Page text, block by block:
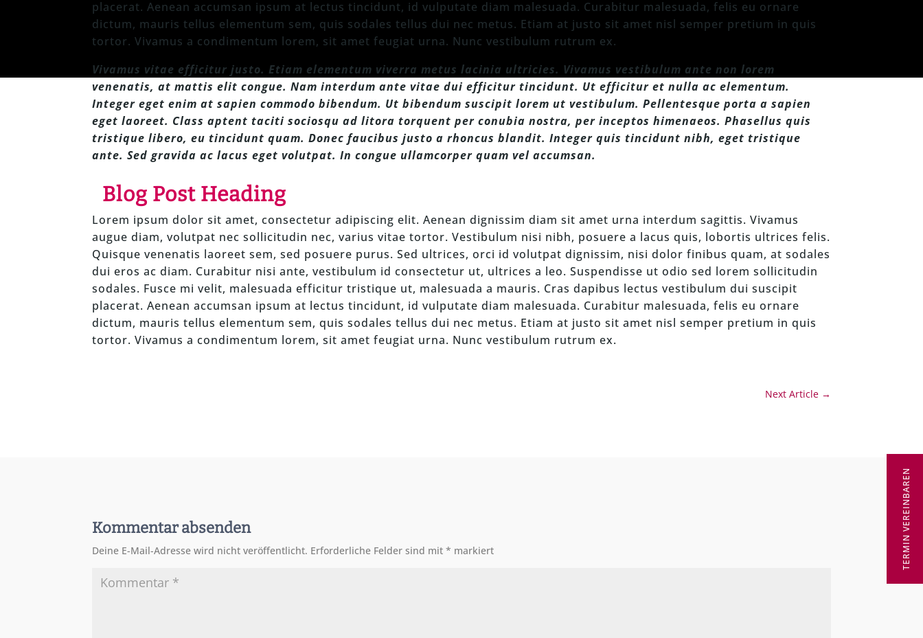
placerat. Aenean accumsan ipsum at lectus tincidunt, id vulputate diam malesuada. Curabitur malesuada, felis eu ornare
dictum, mauris tellus elementum sem, quis sodales tellus dui nec metus. Etiam at justo sit amet nisl semper pretium in quis
tortor. Vivamus a condimentum lorem, sit amet feugiat urna. Nunc vestibulum rutrum ex.
Vivamus vitae efficitur justo. Etiam elementum viverra metus lacinia ultricies. Vivamus vestibulum ante non lorem
venenatis, at mattis elit congue. Nam interdum ante vitae dui efficitur tincidunt. Ut efficitur et nulla ac elementum.
Integer eget enim at sapien commodo bibendum. Ut bibendum suscipit lorem ut vestibulum. Pellentesque porta a sapien
eget laoreet. Class aptent taciti sociosqu ad litora torquent per conubia nostra, per inceptos himenaeos. Phasellus quis
tristique libero, eu tincidunt quam. Donec faucibus justo a rhoncus blandit. Integer quis tincidunt nibh, eget tristique
ante. Sed gravida ac lacus eget volutpat. In congue ullamcorper quam vel accumsan.
Blog Post Heading
Lorem ipsum dolor sit amet, consectetur adipiscing elit. Aenean dignissim diam sit amet urna interdum sagittis. Vivamus
augue diam, volutpat nec sollicitudin nec, varius vitae tortor. Vestibulum nisi nibh, posuere a lacus quis, lobortis ultrices felis.
Quisque venenatis laoreet sem, sed posuere purus. Sed ultrices, orci id volutpat dignissim, nisi dolor finibus quam, at sodales
dui eros ac diam. Curabitur nisi ante, vestibulum id consectetur ut, ultrices a leo. Suspendisse ut odio sed lorem sollicitudin
sodales. Fusce mi velit, malesuada efficitur tristique ut, malesuada a mauris. Cras dapibus lectus vestibulum dui suscipit
placerat. Aenean accumsan ipsum at lectus tincidunt, id vulputate diam malesuada. Curabitur malesuada, felis eu ornare
dictum, mauris tellus elementum sem, quis sodales tellus dui nec metus. Etiam at justo sit amet nisl semper pretium in quis
tortor. Vivamus a condimentum lorem, sit amet feugiat urna. Nunc vestibulum rutrum ex.
Next Article→
Kommentar absenden
Deine E-Mail-Adresse wird nicht veröffentlicht. Erforderliche Felder sind mit* markiert TERMIN VEREINBAREN